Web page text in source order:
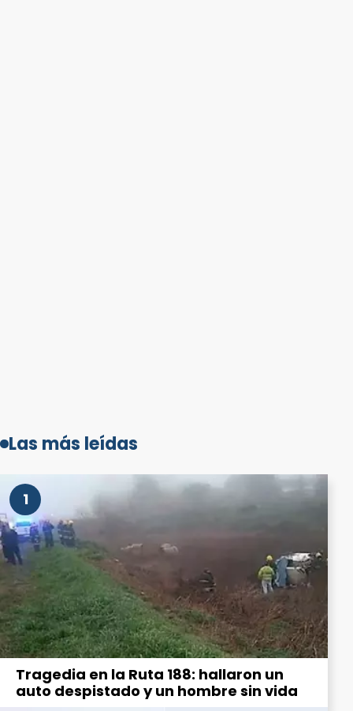
Las más leídas
1
Tragedia en la Ruta 188: hallaron un
auto despistado y un hombre sin vida